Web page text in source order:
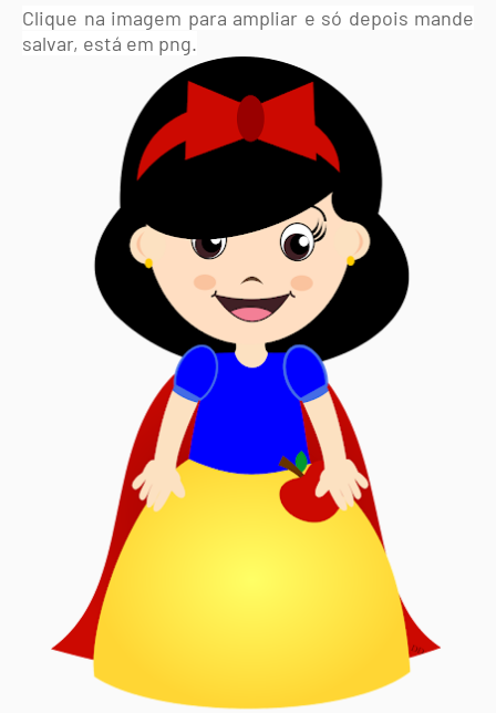
Clique na imagem para ampliar e só depois mande
salvar, está em png.